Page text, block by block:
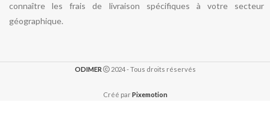
connaître les frais de livraison spécifiques à votre secteur
géographique.
ODIMER 2024 - Tous droits réservés
Créé parPixemotion